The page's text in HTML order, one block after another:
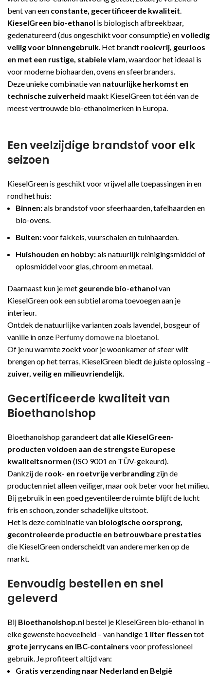
bent van een constante, gecertificeerde kwaliteit.
KieselGreen bio-ethanol is biologisch afbreekbaar,
gedenatureerd (dus ongeschikt voor consumptie) envolledig
veilig voor binnengebruik. Het brandt rookvrij, geurloos
en met een rustige, stabiele vlam, waardoor het ideaal is
voor moderne biohaarden, ovens en sfeerbranders.
Deze unieke combinatie van natuurlijke herkomst en
technische zuiverheid maakt KieselGreen tot één van de
meest vertrouwde bio-ethanolmerken in Europa.
Een veelzijdige brandstof voor elk
seizoen
KieselGreen is geschikt voor vrijwel alle toepassingen in en
rond het huis:
Binnen:als brandstof voor sfeerhaarden, tafelhaarden en
bio-ovens.
Buiten:voor fakkels, vuurschalen en tuinhaarden.
Huishouden en hobby:als natuurlijk reinigingsmiddel of
oplosmiddel voor glas, chroom en metaal.
Daarnaast kun je met geurende bio-ethanol van
KieselGreen ook een subtiel aroma toevoegen aan je
interieur.
Ontdek de natuurlijke varianten zoals lavendel, bosgeur of
vanille in onze Perfumy domowe na bioetanol.
Of je nu warmte zoekt voor je woonkamer of sfeer wilt
brengen op het terras, KieselGreen biedt de juiste oplossing –
zuiver, veilig en milieuvriendelijk.
Gecertificeerde kwaliteit van
Bioethanolshop
Bioethanolshop garandeert dat alle KieselGreen-
producten voldoen aan de strengste Europese
kwaliteitsnormen (ISO 9001 en TÜV-gekeurd).
Dankzij de rook- en roetvrije verbranding zijn de
producten niet alleen veiliger, maar ook beter voor het milieu.
Bij gebruik in een goed geventileerde ruimte blijft de lucht
fris en schoon, zonder schadelijke uitstoot.
Het is deze combinatie van biologische oorsprong,
gecontroleerde productie en betrouwbare prestaties
die KieselGreen onderscheidt van andere merken op de
markt.
Eenvoudig bestellen en snel
geleverd
Bij Bioethanolshop.nl bestel je KieselGreen bio-ethanol in
elke gewenste hoeveelheid – van handige 1 liter flessen tot
grote jerrycans en IBC-containers voor professioneel
gebruik. Je profiteert altijd van:
Gratis verzending naar Nederland en België